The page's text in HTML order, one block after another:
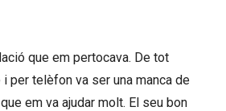
que em pertocava. De tot
per telèfon va ser una manca de
em va ajudar molt. El seu bon